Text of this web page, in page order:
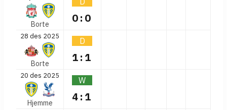
Borte 0:0
28 des 2025
Borte
D
1:1
20 des 2025
Hjemme
W
4:1